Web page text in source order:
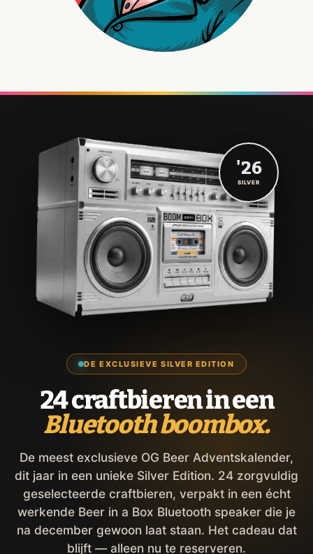
DE EXCLUSIEVE SILVER EDITION
24 craftbieren in een
Bluetooth boombox.
De meest exclusieve OG Beer Adventskalender,
dit jaar in een unieke Silver Edition. 24 zorgvuldig
geselecteerde craftbieren, verpakt in een écht
werkende Beer in a Box Bluetooth speaker die je
na december gewoon laat staan. Het cadeau dat
blijft — alleen nu te reserveren.
'26
SILVER